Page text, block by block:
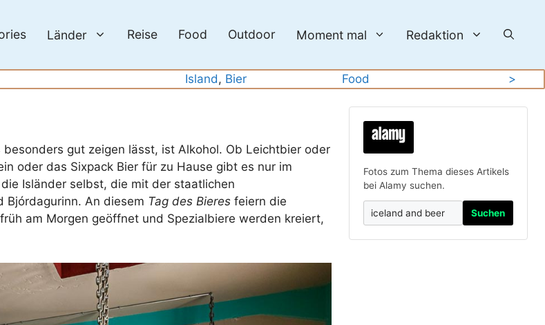
Länder Reise Food Outdoor Moment mal Redaktion
Island, Bier Food >
gut zeigen lässt, ist Alkohol. Ob Leichtbier oder
oder das Sixpack Bier für zu Hause gibt es nur im
Isländer selbst, die mit der staatlichen
Bjórdagurinn. An diesem Tag des Bieres feiern die
am Morgen geöffnet und Spezialbiere werden kreiert,
Fotos zum Thema dieses Artikels
bei Alamy suchen.
Suchen